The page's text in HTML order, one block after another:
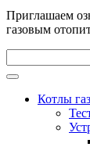
Приглашаем
газовым
Котлы